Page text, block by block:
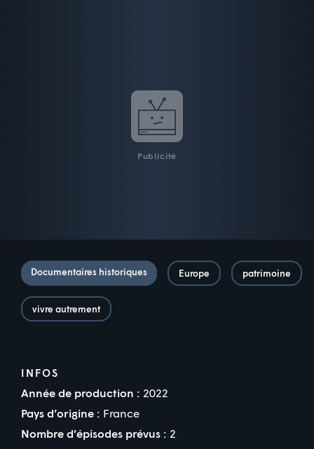
Publicité
Documentaires historiques Europe patrimoine
vivre autrement
INFOS
Année de production : 2022
Pays d’origine : France
Nombre d’épisodes prévus : 2